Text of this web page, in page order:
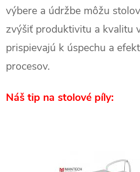
výbere a údržbe môžu
zvýšiť produktivitu a kvalitu
prispievajú k úspechu a
procesov.
Náš tip na stolové píly: